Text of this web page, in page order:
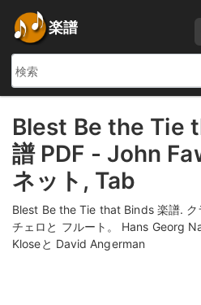
楽譜
Blest Be the Tie
譜 PDF - John
ネット, Tab
Blest Be the Tie that Binds 楽譜. ク
チェロと フルート。 Hans Georg
Kloseと David Angerman